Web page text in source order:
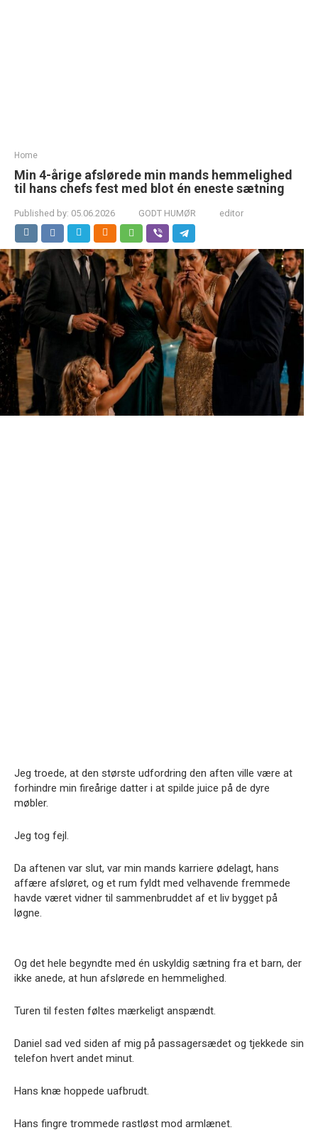
Home
Min 4-årige afslørede min mands hemmelighed
til hans chefs fest med blot én eneste sætning
Published by: 05.06.2026 GODT HUMØR editor
Jeg troede, at den største udfordring den aften ville være at
forhindre min fireårige datter i at spilde juice på de dyre
møbler.
Jeg tog fejl.
Da aftenen var slut, var min mands karriere ødelagt, hans
affære afsløret, og et rum fyldt med velhavende fremmede
havde været vidner til sammenbruddet af et liv bygget på
løgne.
Og det hele begyndte med én uskyldig sætning fra et barn, der
ikke anede, at hun afslørede en hemmelighed.
Turen til festen føltes mærkeligt anspændt.
Daniel sad ved siden af mig på passagersædet og tjekkede sin
telefon hvert andet minut.
Hans knæ hoppede uafbrudt.
Hans fingre trommede rastløst mod armlænet.